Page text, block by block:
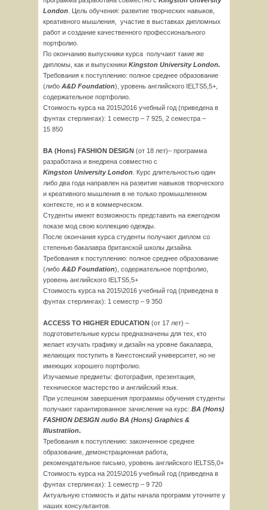
London . Цель обучения: развитие творческих навыков,
креативного мышления, участие в выставках дипломных
работ и создание качественного профессионального
портфолио.
По окончанию выпускники курса получают такие же
дипломы, как и выпускники Kingston UniversityLondon.
Требования к поступлению: полное среднее образование
(либо A&D Foundation), уровень английского IELTS5,5+,
содержательное портфолио.
Стоимость курса на 2015\2016 учебный год (приведена в
фунтах стерлингах): 1 семестр – 7 925, 2 семестра –
15 850
BA (Hons) FASHION DESIGN (от 18 лет)– программа
разработана и внедрена совместно с
Kingston UniversityLondon . Курс длительностью один
либо два года направлен на развитие навыков творческого
и креативного мышления в не только промышленном
контексте, но и в коммерческом.
Студенты имеют возможность представить на ежегодном
показе мод свою коллекцию одежды.
После окончания курса студенты получают диплом со
степенью бакалавра британской школы дизайна.
Требования к поступлению: полное среднее образование
(либо A&D Foundation), содержательное портфолио,
уровень английского IELTS5,5+
Стоимость курса на 2015\2016 учебный год (приведена в
фунтах стерлингах): 1 семестр – 9 350
ACCESS TO HIGHER EDUCATION (от 17 лет) –
подготовительные курсы предназначены для тех, кто
желает изучать графику и дизайн на уровне бакалавра,
желающих поступить в Кингстонский университет, но не
имеющих хорошего портфолио.
Изучаемые предметы: фотография, презентация,
техническое мастерство и английский язык.
При успешном завершения программы обучения студенты
получают гарантированное зачисление на курс: BA (Hons)
FASHION DESIGN либо BA (Hons) Graphics &
Illustratiion.
Требования к поступлению: законченное среднее
образование, демонстрационная работа,
рекомендательное письмо, уровень английского IELTS5,0+
Стоимость курса на 2015\2016 учебный год (приведена в
фунтах стерлингах): 1 семестр – 9 720
Актуальную стоимость и даты начала программ уточните у
наших консультантов.